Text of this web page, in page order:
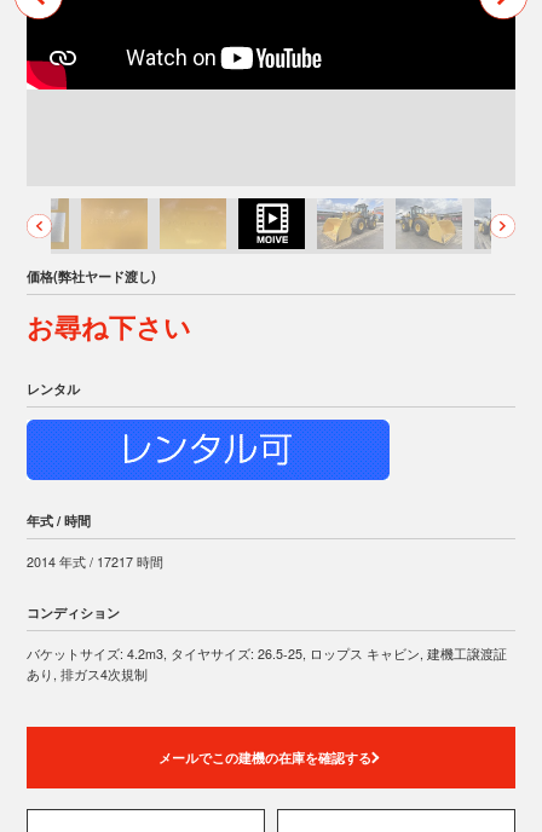
価格(弊社ヤード渡し)
お尋ね下さい
レンタル
年式 / 時間
2014 年式 / 17217 時間
コンディション
バケットサイズ: 4.2m3, タイヤサイズ: 26.5-25, ロップス キャビン, 建機工譲渡証
あり, 排ガス4次規制
メールでこの建機の在庫を確認する